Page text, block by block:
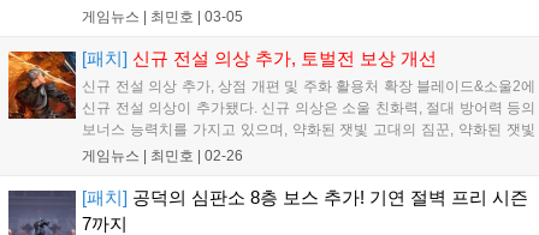
터 11일까지 월드 서버 이전이 확장되며, 태록/비옥/해룡/백사/열풍/반달
14시, 18시에 진행된다....
게임뉴스 | 최민호 | 03-05
[패치] 신규 전설 의상 추가, 토벌전 보상 개선
신규 전설 의상 추가, 상점 개편 및 주화 활용처 확장 블레이드&소울2에
신규 전설 의상이 추가됐다. 신규 의상은 소울 친화력, 절대 방어력 등의
보너스 능력치를 가지고 있으며, 약화된 잿빛 고대의 짐꾼, 약화된 잿빛
해무진, 공덕의 심판소 7~8층 네임드에서 확률적으로 획득할 수 있다.
게임뉴스 | 최민호 | 02-26
[패치] 공덕의 심판소 8층 보스 추가! 기연 절벽 프리 시즌
7까지